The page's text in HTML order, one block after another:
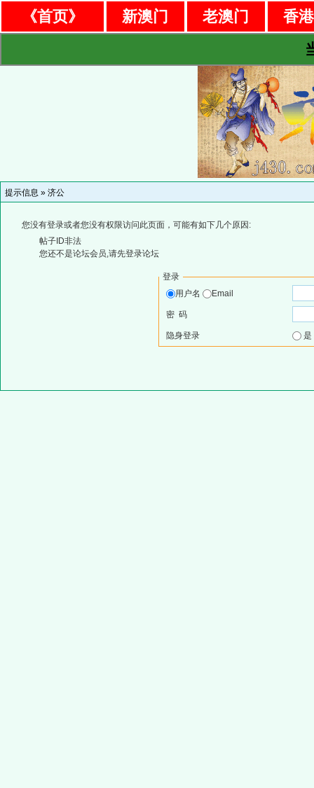
《首页》 新澳门 老澳门
香
提示信息 » 济公
您没有登录或者您没有权限访问此页面，可能有如下几个原因:
帖子ID非法
您还不是论坛会员,请先登录论坛
登录
用户名
Email
密 码
隐身登录